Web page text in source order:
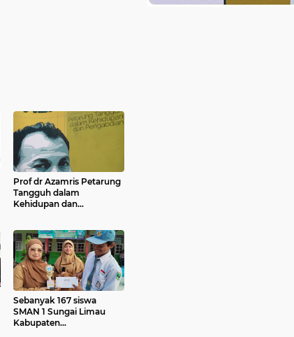
Prof dr Azamris Petarung
Tangguh dalam
Kehidupan dan
Sebanyak 167 siswa
SMAN 1 Sungai Limau
Kabupaten